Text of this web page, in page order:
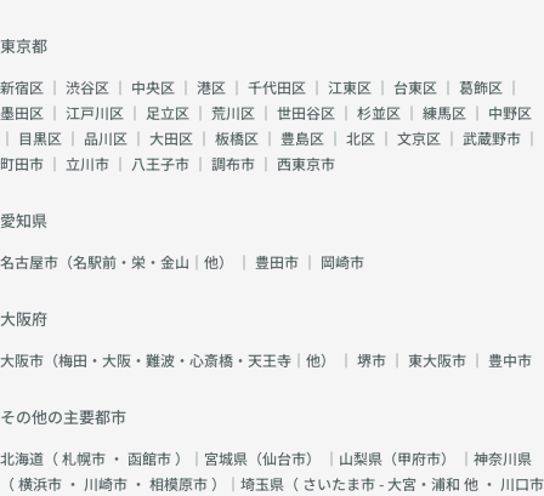
東京都
新宿区 渋谷区 中央区 港区 千代田区 江東区 台東区 葛飾区
墨田区
江戸川区 足立区 荒川区 世田谷区 杉並区 練馬区
中野区
目黒区 品川区 大田区 板橋区 豊島区 北区 文京区 武蔵野市
町田市
立川市 八王子市 調布市 西東京市
愛知県
名古屋市（名駅前・栄・金山｜他） 豊田市 岡崎市
大阪府
大阪市（梅田・大阪・難波・心斎橋・天王寺｜他） 堺市 東大阪市 豊中市
その他の主要都市
北海道（札幌市 ・ 函館市）｜宮城県（仙台市） ｜山梨県（甲府市） ｜神奈川県
（横浜市 ・ 川崎市 ・ 相模原市）｜埼玉県（ さいたま市 - 大宮・浦和 他 ・ 川口市